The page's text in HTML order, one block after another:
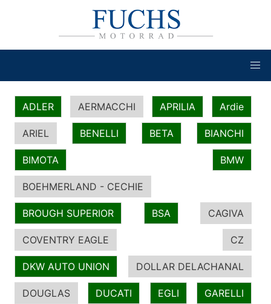
ADLER AERMACCHI APRILIA Ardie
ARIEL BENELLI BETA BIANCHI
BIMOTA BMW
BOEHMERLAND - CECHIE
BROUGH SUPERIOR BSA CAGIVA
COVENTRY EAGLE CZ
DKW AUTO UNION DOLLAR DELACHANAL
DOUGLAS DUCATI EGLI GARELLI